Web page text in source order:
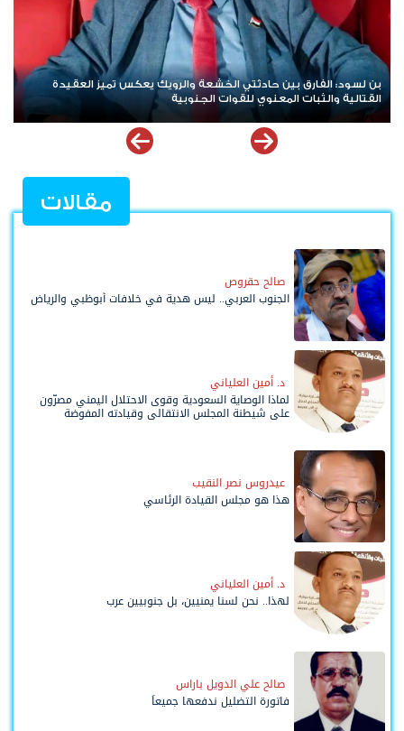
بن لسود: الفارق بين حادثتي الخشعة والرويك يعكس تميز العقيدة
القتالية والثبات المعنوي للقوات الجنوبية
مقالات
صالح حقروص
الجنوب العربي.. ليس هدية في خلافات أبوظبي والرياض
د. أمين العلياني
لماذا الوصاية السعودية وقوى الاحتلال اليمني مصرّون
على شيطنة المجلس الانتقالي وقيادته المفوضة
وحواضنه الشعبية؟
عيدروس نصر النقيب
هذا هو مجلس القيادة الرئاسي
د. أمين العلياني
لهذا.. نحن لسنا يمنيين، بل جنوبيين عرب
صالح علي الدويل باراس
فاتورة التضليل ندفعها جميعاً